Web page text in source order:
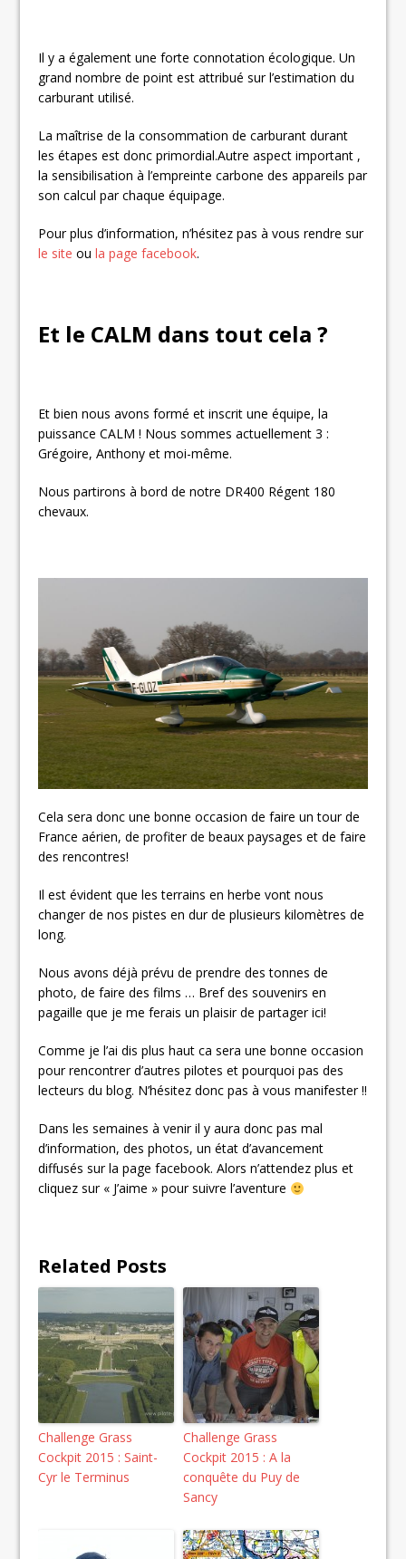
Il y a également une forte connotation écologique. Un
grand nombre de point est attribué sur l’estimation du
carburant utilisé.
La maîtrise de la consommation de carburant durant
les étapes est donc primordial.Autre aspect important ,
la sensibilisation à l’empreinte carbone des appareils par
son calcul par chaque équipage.
Pour plus d’information, n’hésitez pas à vous rendre sur
le site oula page facebook.
Et le CALM dans tout cela ?
Et bien nous avons formé et inscrit une équipe, la
puissance CALM ! Nous sommes actuellement 3 :
Grégoire, Anthony et moi-même.
Nous partirons à bord de notre DR400 Régent 180
chevaux.
Cela sera donc une bonne occasion de faire un tour de
France aérien, de profiter de beaux paysages et de faire
des rencontres!
Il est évident que les terrains en herbe vont nous
changer de nos pistes en dur de plusieurs kilomètres de
long.
Nous avons déjà prévu de prendre des tonnes de
photo, de faire des films … Bref des souvenirs en
pagaille que je me ferais un plaisir de partager ici!
Comme je l’ai dis plus haut ca sera une bonne occasion
pour rencontrer d’autres pilotes et pourquoi pas des
lecteurs du blog. N’hésitez donc pas à vous manifester !!
Dans les semaines à venir il y aura donc pas mal
d’information, des photos, un état d’avancement
diffusés sur la page facebook. Alors n’attendez plus et
cliquez sur « J’aime » pour suivre l’aventure
Related Posts
Challenge Grass
Cockpit 2015 : Saint-
Cyr le Terminus
Challenge Grass
Cockpit 2015 : A la
conquête du Puy de
Sancy